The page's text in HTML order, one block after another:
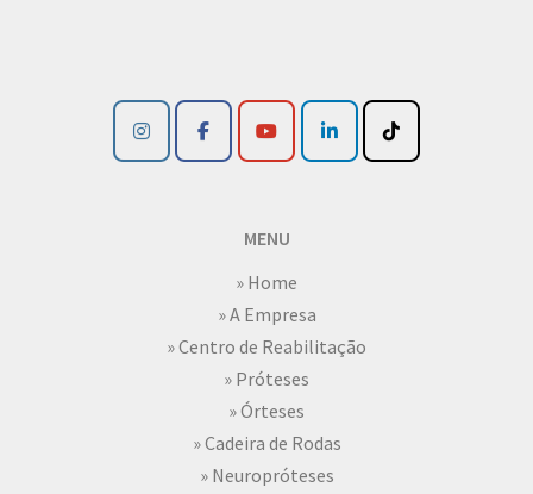
MENU
» Home
» A Empresa
» Centro de Reabilitação
» Próteses
» Órteses
» Cadeira de Rodas
» Neuropróteses